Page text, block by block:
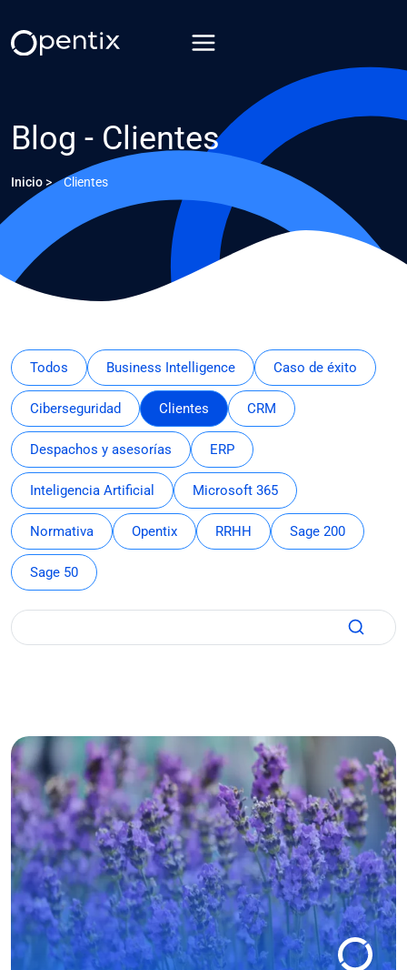
contenido
Blog - Clientes
Inicio > Clientes
Todos Business Intelligence Caso de éxito
Ciberseguridad Clientes CRM
Despachos y asesorías ERP
Inteligencia Artificial Microsoft 365
Normativa Opentix RRHH Sage 200
Sage 50